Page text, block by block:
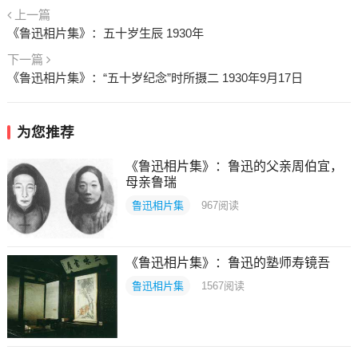
上一篇
《鲁迅相片集》：五十岁生辰 1930年
下一篇
《鲁迅相片集》：“五十岁纪念”时所摄二 1930年9月17日
为您推荐
《鲁迅相片集》：鲁迅的父亲周伯宜，
母亲鲁瑞
鲁迅相片集 967阅读
《鲁迅相片集》：鲁迅的塾师寿镜吾
鲁迅相片集 1567阅读